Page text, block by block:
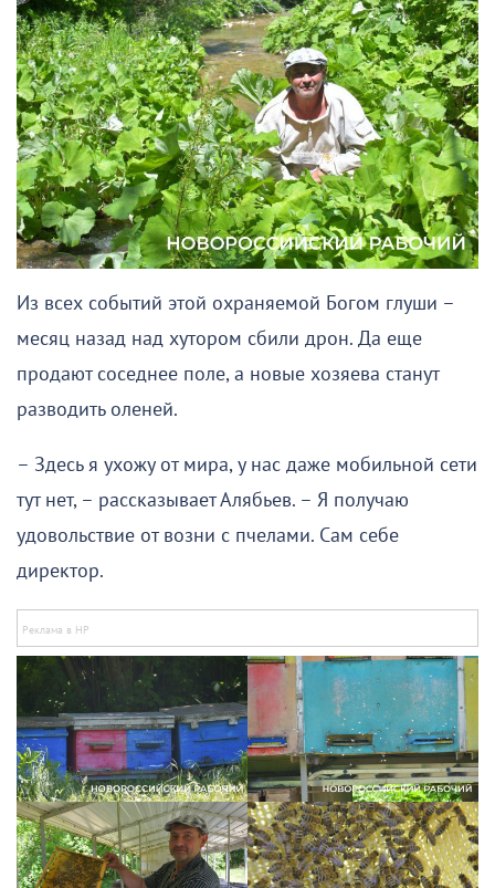
Из всех событий этой охраняемой Богом глуши –
месяц назад над хутором сбили дрон. Да еще
продают соседнее поле, а новые хозяева станут
разводить оленей.
– Здесь я ухожу от мира, у нас даже мобильной сети
тут нет, – рассказывает Алябьев. – Я получаю
удовольствие от возни с пчелами. Сам себе
директор.